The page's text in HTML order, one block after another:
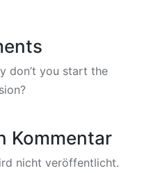
don’t you start the
Kommentar
nicht veröffentlicht.